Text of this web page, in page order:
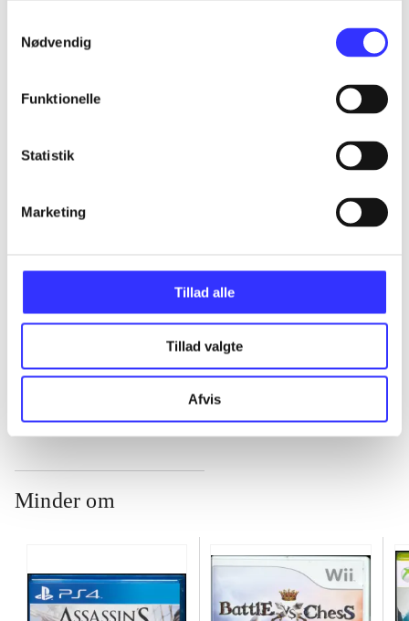
Nødvendig
Funktionelle
Statistik
Marketing
Tillad alle
Tillad valgte
Afvis
Assassin's creed - birth of new world - the
American saga
Gå til serien
Assassin's creed III
Minder om